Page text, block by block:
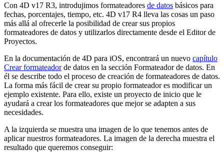
Con 4D v17 R3, introdujimos formateadores de datos básicos para
fechas, porcentajes, tiempo, etc. 4D v17 R4 lleva las cosas un paso
más allá al ofrecerle la posibilidad de crear sus propios
formateadores de datos y utilizarlos directamente desde el Editor de
Proyectos.
En la documentación de 4D para iOS, encontrará un nuevo capítulo
Crear formateadorde datos en la sección Formateador de datos. En
él se describe todo el proceso de creación de formateadores de datos.
La forma más fácil de crear su propio formateador es modificar un
ejemplo existente. Para ello, existe un proyecto de inicio que le
ayudará a crear los formateadores que mejor se adapten a sus
necesidades.
A la izquierda se muestra una imagen de lo que tenemos antes de
aplicar nuestros formateadores. La imagen de la derecha muestra el
resultado que queremos conseguir: